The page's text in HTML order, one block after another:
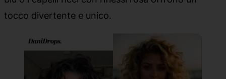
tocco divertente e unico.